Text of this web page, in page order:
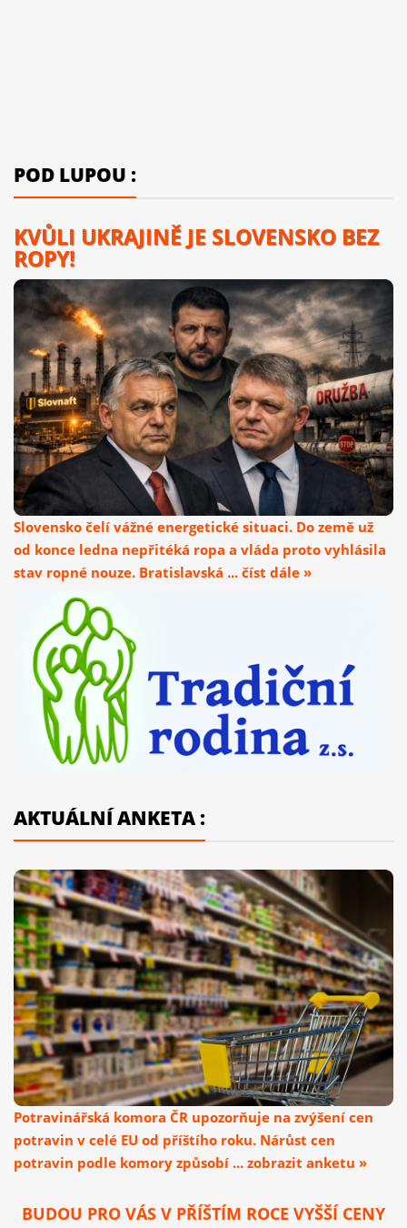
POD LUPOU :
KVŮLI UKRAJINĚ JE SLOVENSKO BEZ
ROPY!
Slovensko čelí vážné energetické situaci. Do země už
od konce ledna nepřitéká ropa a vláda proto vyhlásila
stav ropné nouze. Bratislavská ... číst dále »
AKTUÁLNÍ ANKETA :
Potravinářská komora ČR upozorňuje na zvýšení cen
potravin v celé EU od příštího roku. Nárůst cen
potravin podle komory způsobí ... zobrazit anketu »
BUDOU PRO VÁS V PŘÍŠTÍM ROCE VYŠŠÍ CENY